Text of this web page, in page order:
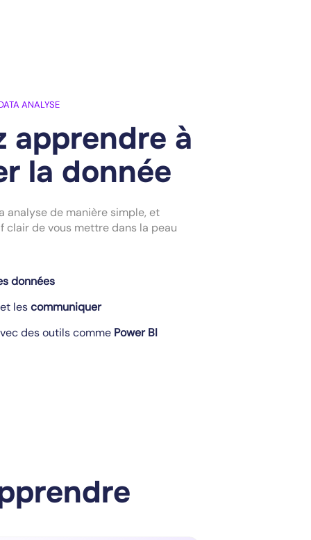
ANALYSE
apprendre à
la donnée
analyse de manière simple, et
clair de vous mettre dans la peau
données
lescommuniquer
des outils comme Power BI